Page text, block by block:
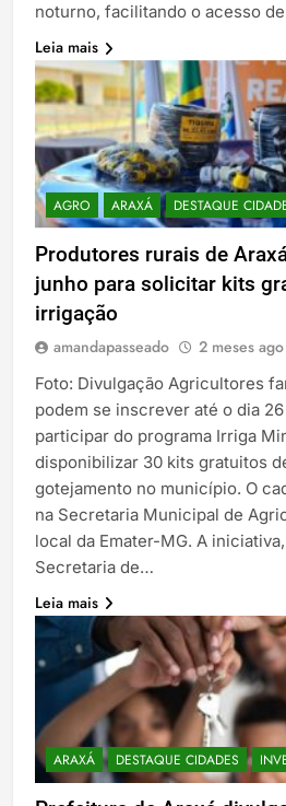
noturno, facilitando o acesso
Leia mais
AGRO ARAXÁ DESTAQUE
Produtores rurais de
junho para solicitar kits
irrigação
amandapasseado 2 meses ago
Foto: Divulgação Agricultores
podem se inscrever até o dia
participar do programa Irriga
disponibilizar 30 kits gratuitos
gotejamento no município. O
na Secretaria Municipal de
local da Emater-MG. A
Secretaria de…
Leia mais
ARAXÁ DESTAQUE CIDADES